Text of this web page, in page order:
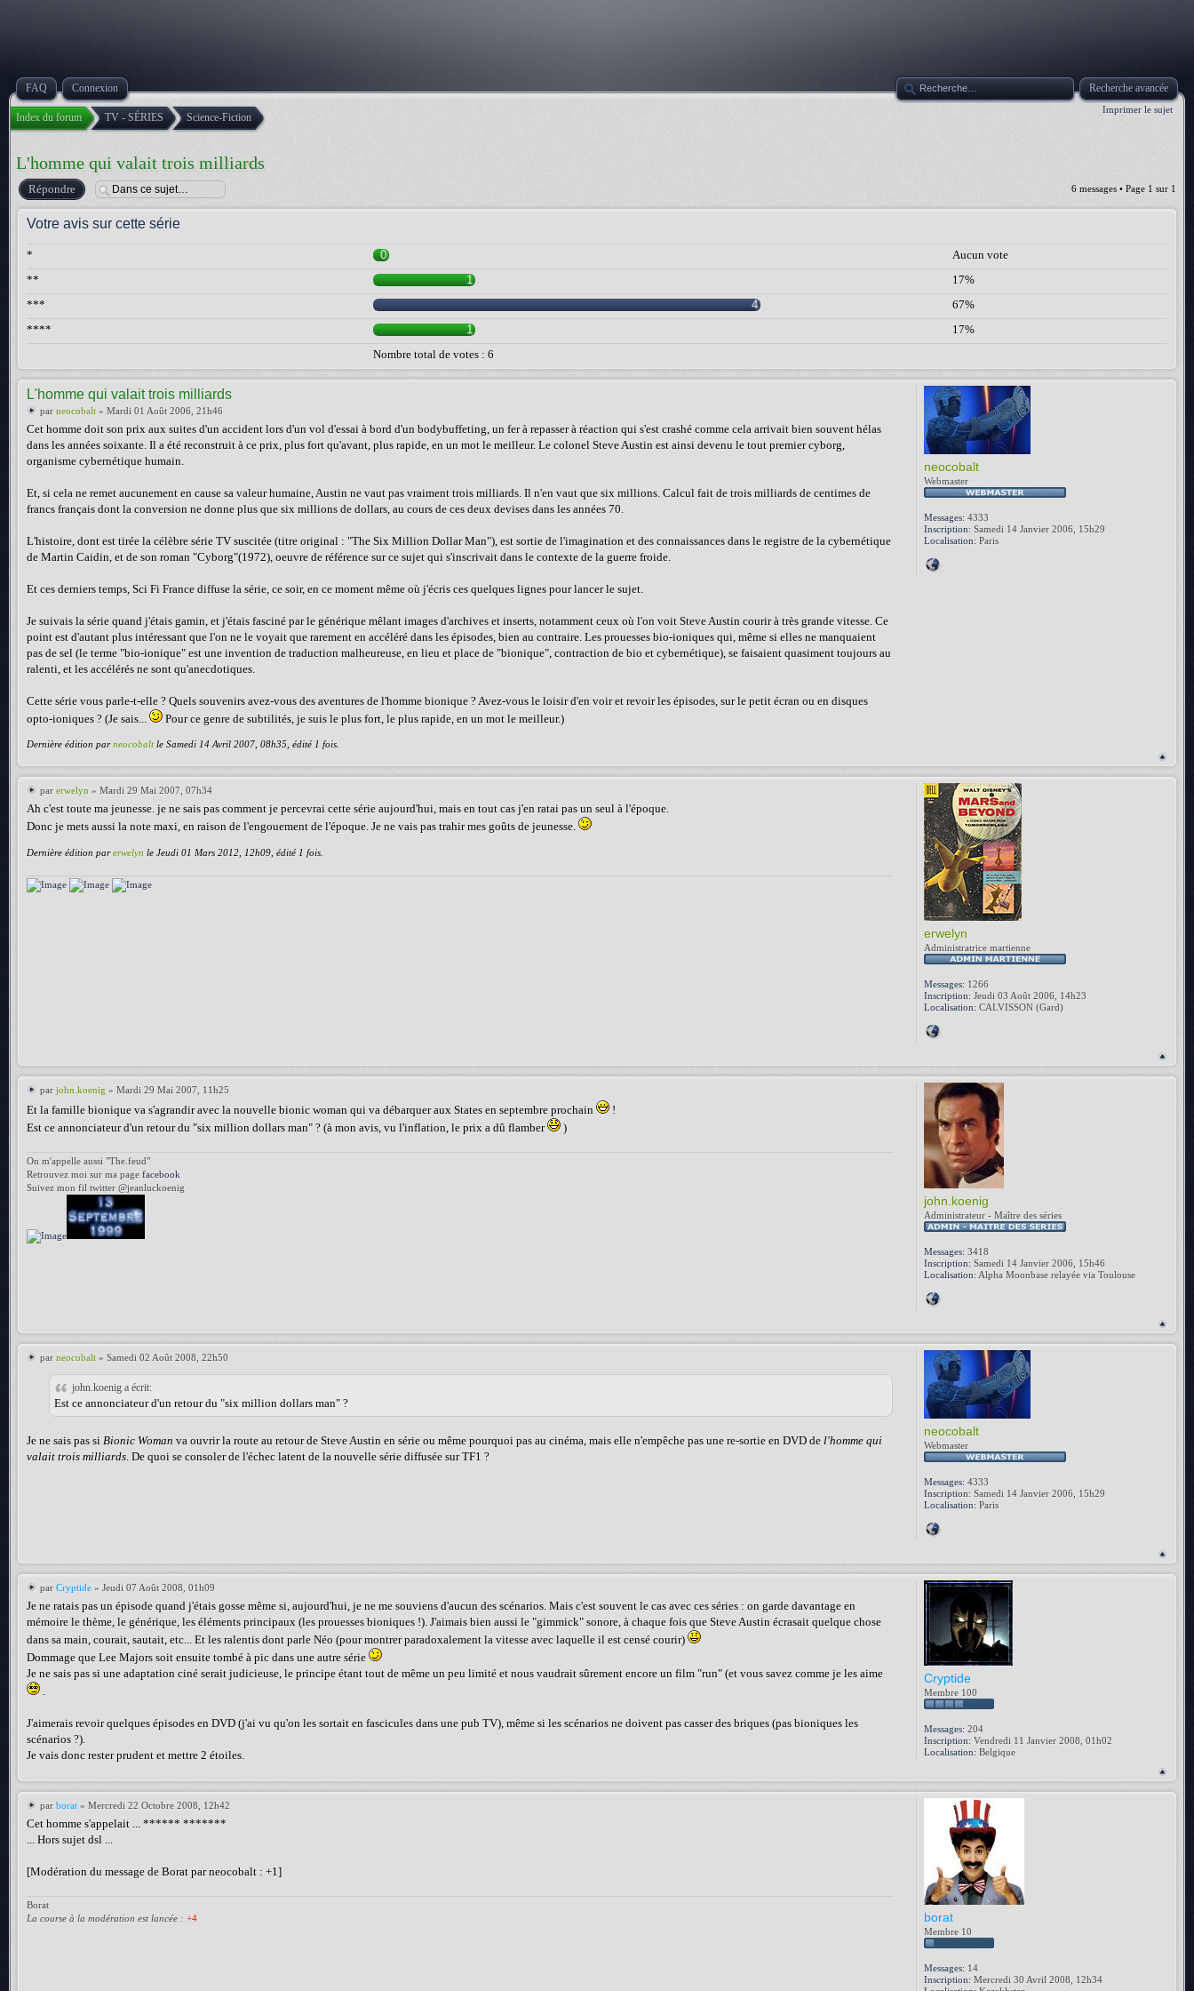
FAQ Connexion Recherche avancée
Imprimer le sujet
Index du forum TV - SÉRIES Science-Fiction
L'homme qui valait trois milliards
Répondre 6 messages • Page 1 sur 1
Votre avis sur cette série
* 0
Aucun vote
**
1
17%
***
4
67%
****
1
17%
Nombre total de votes : 6
L'homme qui valait trois milliards
par neocobalt » Mardi 01 Août 2006, 21h46
Cet homme doit son prix aux suites d'un accident lors d'un vol d'essai à bord d'un bodybuffeting, un fer à repasser à réaction qui s'est crashé comme cela arrivait bien souvent hélas
dans les années soixante. Il a été reconstruit à ce prix, plus fort qu'avant, plus rapide, en un mot le meilleur. Le colonel Steve Austin est ainsi devenu le tout premier cyborg,
organisme cybernétique humain.
Et, si cela ne remet aucunement en cause sa valeur humaine, Austin ne vaut pas vraiment trois milliards. Il n'en vaut que six millions. Calcul fait de trois milliards de centimes de
francs français dont la conversion ne donne plus que six millions de dollars, au cours de ces deux devises dans les années 70.
L'histoire, dont est tirée la célèbre série TV suscitée (titre original : "The Six Million Dollar Man"), est sortie de l'imagination et des connaissances dans le registre de la cybernétique
de Martin Caidin, et de son roman "Cyborg"(1972), oeuvre de référence sur ce sujet qui s'inscrivait dans le contexte de la guerre froide.
Et ces derniers temps, Sci Fi France diffuse la série, ce soir, en ce moment même où j'écris ces quelques lignes pour lancer le sujet.
Je suivais la série quand j'étais gamin, et j'étais fasciné par le générique mêlant images d'archives et inserts, notamment ceux où l'on voit Steve Austin courir à très grande vitesse. Ce
point est d'autant plus intéressant que l'on ne le voyait que rarement en accéléré dans les épisodes, bien au contraire. Les prouesses bio-ioniques qui, même si elles ne manquaient
pas de sel (le terme "bio-ionique" est une invention de traduction malheureuse, en lieu et place de "bionique", contraction de bio et cybernétique), se faisaient quasiment toujours au
ralenti, et les accélérés ne sont qu'anecdotiques.
Cette série vous parle-t-elle ? Quels souvenirs avez-vous des aventures de l'homme bionique ? Avez-vous le loisir d'en voir et revoir les épisodes, sur le petit écran ou en disques
opto-ioniques ? (Je sais...
Pour ce genre de subtilités, je suis le plus fort, le plus rapide, en un mot le meilleur.)
Dernière édition parneocobaltle Samedi 14 Avril 2007, 08h35, édité 1 fois.
neocobalt
Webmaster
Messages: 4333
Inscription: Samedi 14 Janvier 2006, 15h29
Localisation: Paris
par erwelyn » Mardi 29 Mai 2007, 07h34
Ah c'est toute ma jeunesse. je ne sais pas comment je percevrai cette série aujourd'hui, mais en tout cas j'en ratai pas un seul à l'époque.
Donc je mets aussi la note maxi, en raison de l'engouement de l'époque. Je ne vais pas trahir mes goûts de jeunesse.
Dernière édition parerwelyn le Jeudi 01 Mars 2012, 12h09, édité 1 fois.
erwelyn
Administratrice martienne
Messages: 1266
Inscription: Jeudi 03 Août 2006, 14h23
Localisation: CALVISSON (Gard)
par john.koenig » Mardi 29 Mai 2007, 11h25
Et la famille bionique va s'agrandir avec la nouvelle bionic woman qui va débarquer aux States en septembre prochain
!
Est ce annonciateur d'un retour du "six million dollars man" ? (à mon avis, vu l'inflation, le prix a dû flamber
)
On m'appelle aussi "The.feud"
Retrouvez moi sur ma page facebook
Suivez mon fil twitter @jeanluckoenig
john.koenig
Administrateur - Maître des séries
Messages: 3418
Inscription: Samedi 14 Janvier 2006, 15h46
Localisation: Alpha Moonbase relayée via Toulouse
par neocobalt » Samedi 02 Août 2008, 22h50
john.koenig a écrit:
Est ce annonciateur d'un retour du "six million dollars man" ?
Je ne sais pas si Bionic Woman va ouvrir la route au retour de Steve Austin en série ou même pourquoi pas au cinéma, mais elle n'empêche pas une re-sortie en DVD de l'homme qui
valait trois milliards . De quoi se consoler de l'échec latent de la nouvelle série diffusée sur TF1 ?
neocobalt
Webmaster
Messages: 4333
Inscription: Samedi 14 Janvier 2006, 15h29
Localisation: Paris
par Cryptide » Jeudi 07 Août 2008, 01h09
Je ne ratais pas un épisode quand j'étais gosse même si, aujourd'hui, je ne me souviens d'aucun des scénarios. Mais c'est souvent le cas avec ces séries : on garde davantage en
mémoire le thème, le générique, les éléments principaux (les prouesses bioniques !). J'aimais bien aussi le "gimmick" sonore, à chaque fois que Steve Austin écrasait quelque chose
dans sa main, courait, sautait, etc... Et les ralentis dont parle Néo (pour montrer paradoxalement la vitesse avec laquelle il est censé courir)
Dommage que Lee Majors soit ensuite tombé à pic dans une autre série
Je ne sais pas si une adaptation ciné serait judicieuse, le principe étant tout de même un peu limité et nous vaudrait sûrement encore un film "run" (et vous savez comme je les aime
.
J'aimerais revoir quelques épisodes en DVD (j'ai vu qu'on les sortait en fascicules dans une pub TV), même si les scénarios ne doivent pas casser des briques (pas bioniques les
scénarios ?).
Je vais donc rester prudent et mettre 2 étoiles.
Cryptide
Membre 100
Messages: 204
Inscription: Vendredi 11 Janvier 2008, 01h02
Localisation: Belgique
par borat » Mercredi 22 Octobre 2008, 12h42
Cet homme s'appelait ... ****** *******
... Hors sujet dsl ...
[Modération du message de Borat par neocobalt : +1]
Borat
La course à la modération est lancée : +4 borat
Membre 10
Messages: 14
Inscription: Mercredi 30 Avril 2008, 12h34